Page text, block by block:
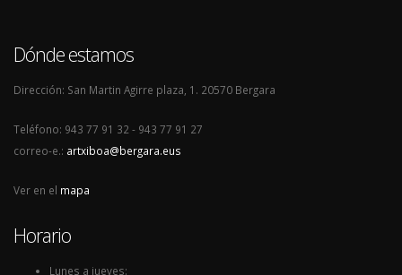
Dónde estamos
Dirección: San Martin Agirre plaza, 1. 20570 Bergara
Teléfono: 943 77 91 32 - 943 77 91 27
correo-e.: artxiboa@bergara.eus
Ver en el mapa
Horario
Lunes a jueves: